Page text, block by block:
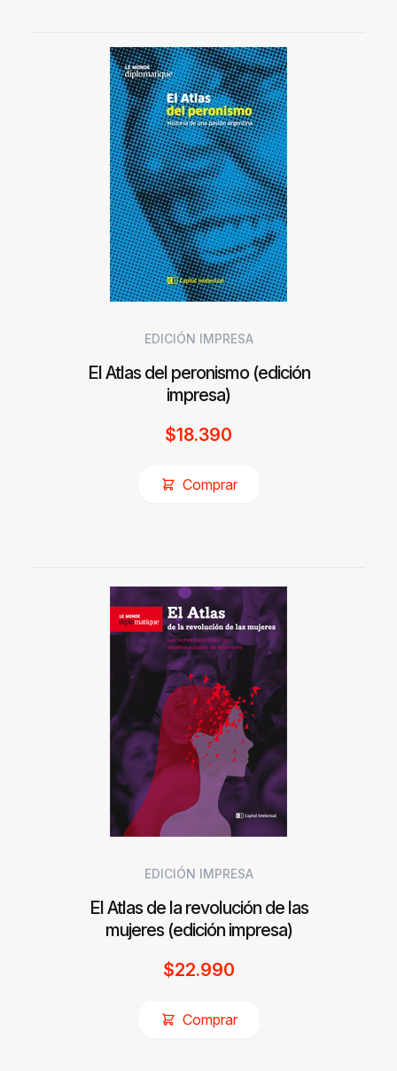
EDICIÓN IMPRESA
El Atlas del peronismo (edición
impresa)
$18.390
Comprar
EDICIÓN IMPRESA
El Atlas de la revolución de las
mujeres (edición impresa)
$22.990
Comprar